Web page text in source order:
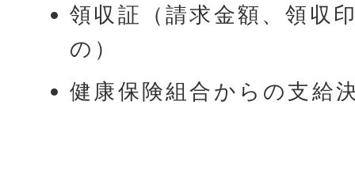
領収証（請求金額、領収
の）
健康保険組合からの支給